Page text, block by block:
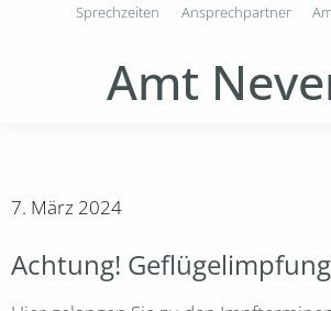
Amt
Sprechzeiten Ansprechpartner
7. März 2024
Achtung!